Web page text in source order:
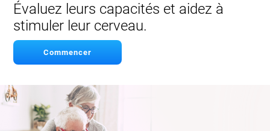
Évaluez leurs capacités et aidez à
stimuler leur cerveau.
Commencer